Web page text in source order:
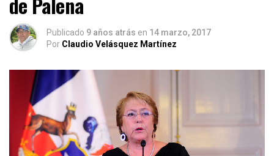
Publicado 9 años atrás en 14 marzo, 2017
Por Claudio Velásquez Martínez